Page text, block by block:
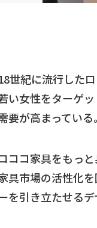
世紀に流行した
い女性をターゲ
要が高まっている。
ココ家具をもっ
具市場の活性化
を引き立たせるデ